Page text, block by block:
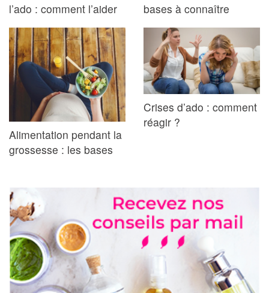
l’ado : comment l’aider
bases à connaître
Alimentation pendant la
grossesse : les bases
Crises d’ado : comment
réagir ?